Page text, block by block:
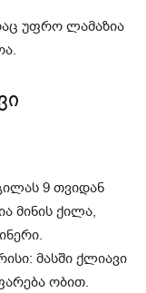
უფრო ლამაზია
9 თვიდან
მინის ქილა,
მასში ქლიავი
ობით.